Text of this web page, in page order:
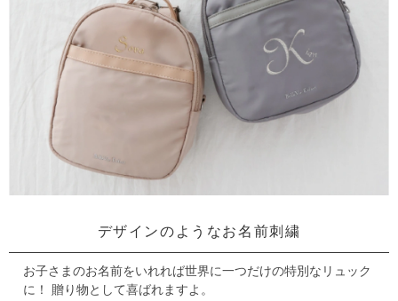
デザインのようなお名前刺繍
お子さまのお名前をいれれば世界に一つだけの特別なリュック
に！
贈り物として喜ばれますよ。